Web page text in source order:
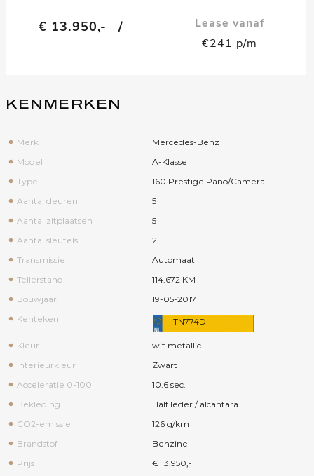
€ 13.950,- /
Lease vanaf
€241 p/m
KENMERKEN
Merk
Mercedes-Benz
Model
A-Klasse
Type
160 Prestige Pano/Camera
Aantal deuren
5
Aantal zitplaatsen
5
Aantal sleutels
2
Transmissie
Automaat
Tellerstand
114.672 KM
Bouwjaar
19-05-2017
Kenteken
TN774D
Kleur
wit metallic
Interieurkleur
Zwart
Acceleratie 0-100
10.6 sec.
Bekleding
Half leder / alcantara
CO2-emissie
126 g/km
Brandstof
Benzine
Prijs
€ 13.950,-